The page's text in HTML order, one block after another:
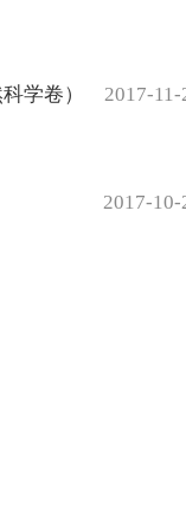
2017-11-
学卷）
2017-10-